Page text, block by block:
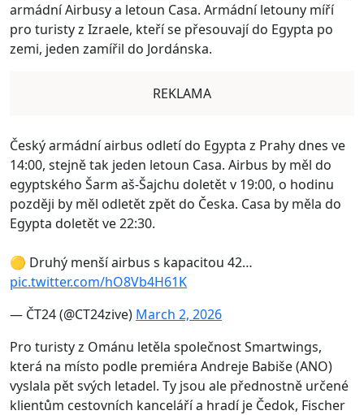
armádní Airbusy a letoun Casa. Armádní letouny míří
pro turisty z Izraele, kteří se přesouvají do Egypta po
zemi, jeden zamířil do Jordánska.
REKLAMA
Český armádní airbus odletí do Egypta z Prahy dnes ve
14:00, stejně tak jeden letoun Casa. Airbus by měl do
egyptského Šarm aš-Šajchu doletět v 19:00, o hodinu
později by měl odletět zpět do Česka. Casa by měla do
Egypta doletět ve 22:30.
🟡 Druhý menší airbus s kapacitou 42…
pic.twitter.com/hO8Vb4H61K
— ČT24 (@CT24zive) March 2, 2026
Pro turisty z Ománu letěla společnost Smartwings,
která na místo podle premiéra Andreje Babiše (ANO)
vyslala pět svých letadel. Ty jsou ale přednostně určené
klientům cestovních kanceláří a hradí je Čedok, Fischer